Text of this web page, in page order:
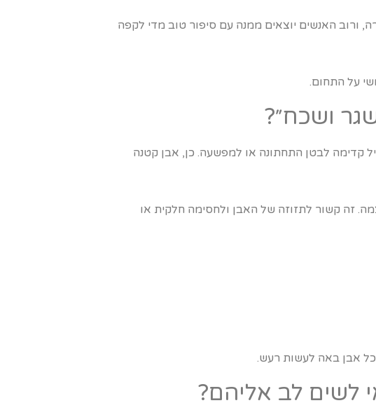
ורוב האנשים יוצאים ממנה עם סיפור טוב מדי לקפה
על התחום.
ושכח״?
קדימה לבטן התחתונה או למפשעה. כן, אבן קטנה
זה קשור לתזוזה של האבן ולחסימה חלקית או
כל אבן באה לעשות רעש.